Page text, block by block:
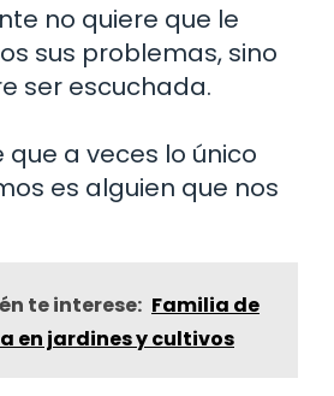
no quiere que le
sus problemas, sino
ser escuchada.
que a veces lo único
es alguien que nos
te interese: Familia de
en jardines y cultivos